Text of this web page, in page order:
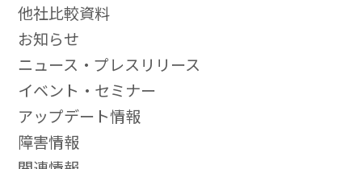
他社比較資料
お知らせ
ニュース・プレスリリース
イベント・セミナー
アップデート情報
障害情報